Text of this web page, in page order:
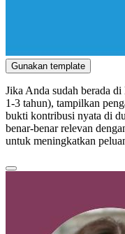
Gunakan template
Jika Anda sudah berada
1-3 tahun), tampilkan
bukti kontribusi nyata di
benar-benar relevan
untuk meningkatkan